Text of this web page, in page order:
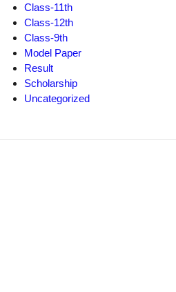
Class-11th
Class-12th
Class-9th
Model Paper
Result
Scholarship
Uncategorized